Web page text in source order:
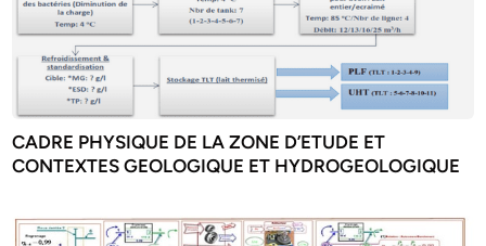
CADRE PHYSIQUE DE LA ZONE D’ETUDE ET
CONTEXTES GEOLOGIQUE ET HYDROGEOLOGIQUE